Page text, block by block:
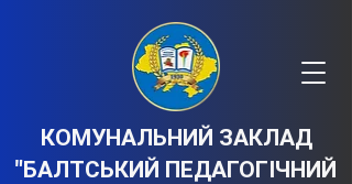
КОМУНАЛЬНИЙ ЗАКЛАД
"БАЛТСЬКИЙ ПЕДАГОГІЧНИЙ